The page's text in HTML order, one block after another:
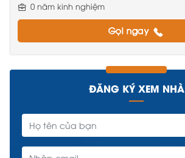
0 năm kinh nghiệm
Gọi ngay
ĐĂNG KÝ XEM NHÀ